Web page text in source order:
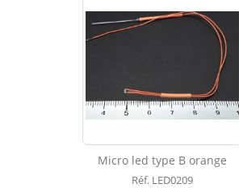
Micro led type B orange
Réf. LED0209